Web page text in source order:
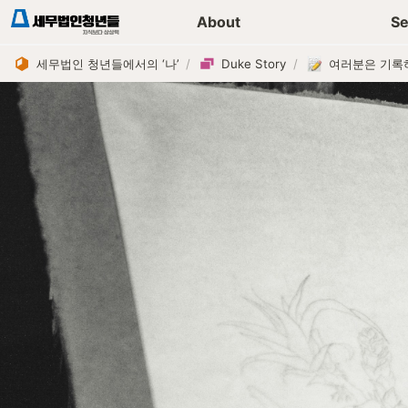
About
세무법인 청년들에서의 ‘나’ / Duke Story /
세무가이드 콘텐츠 기